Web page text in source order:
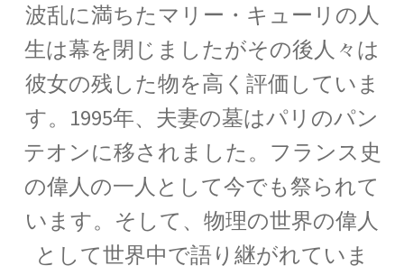
ケンブリッジ大関連の物理学者
ハーディ、リトルウッド、ディラック、オッペ
ンハイマー
ゲオルク・レティクス_
【コペルニクスと天動説をまとめた】
波乱に満ちたマリー・キューリの人
生は幕を閉じましたがその後人々は
彼女の残した物を高く評価していま
す。1995年、夫妻の墓はパリのパン
テオンに移されました。フランス史
の偉人の一人として今でも祭られて
います。そして、物理の世界の偉人
として世界中で語り継がれていま